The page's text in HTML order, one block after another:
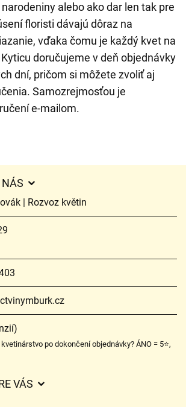
alebo ako dar len tak pre
floristi dávajú dôraz na
vďaka čomu je každý kvet na
doručujeme v deň objednávky
dní, pričom si môžete zvoliť aj
Samozrejmosťou je
e-mailom.
| Rozvoz květin
po dokončení objednávky? ÁNO = 5⭐,
VÁS